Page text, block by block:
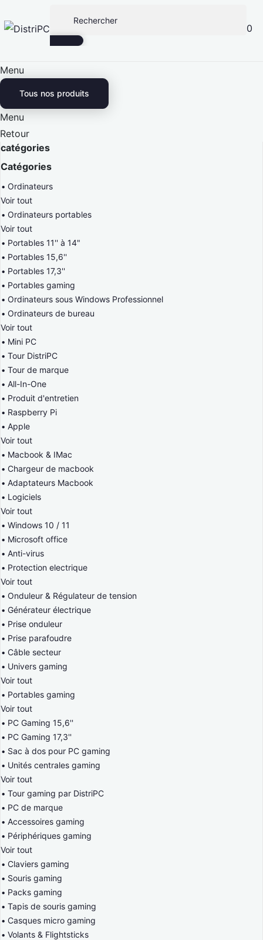
0
Menu
Tous nos produits
Menu
Retour
catégories
Catégories
Ordinateurs
Voir tout
Ordinateurs portables
Voir tout
Portables 11'' à 14"
Portables 15,6''
Portables 17,3''
Portables gaming
Ordinateurs sous Windows Professionnel
Ordinateurs de bureau
Voir tout
Mini PC
Tour DistriPC
Tour de marque
All-In-One
Produit d'entretien
Raspberry Pi
Apple
Voir tout
Macbook & IMac
Chargeur de macbook
Adaptateurs Macbook
Logiciels
Voir tout
Windows 10 / 11
Microsoft office
Anti-virus
Protection electrique
Voir tout
Onduleur & Régulateur de tension
Générateur électrique
Prise onduleur
Prise parafoudre
Câble secteur
Univers gaming
Voir tout
Portables gaming
Voir tout
PC Gaming 15,6''
PC Gaming 17,3''
Sac à dos pour PC gaming
Unités centrales gaming
Voir tout
Tour gaming par DistriPC
PC de marque
Accessoires gaming
Périphériques gaming
Voir tout
Claviers gaming
Souris gaming
Packs gaming
Tapis de souris gaming
Casques micro gaming
Volants & Flightsticks